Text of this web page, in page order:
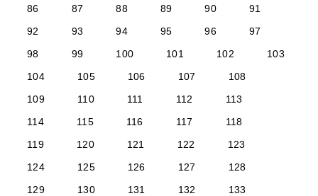
86
87 88 89 90
91
92
93 94 95 96
97
98
99 100 101 102
103
104
105 106 107
108
109
110 111 112
113
114
115 116 117
118
119
120 121 122
123
124
125 126 127
128
129
130 131 132
133